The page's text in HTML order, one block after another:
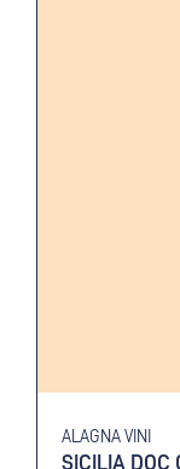
ALAGNA VINI
SICILIA DOC